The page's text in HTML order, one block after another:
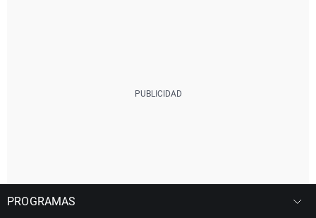
PROGRAMAS